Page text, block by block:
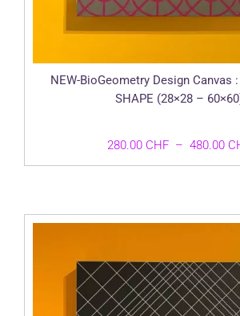
NEW-BioGeometry Design Canvas
SHAPE (28×28 –
280.00 CHF – 480.00